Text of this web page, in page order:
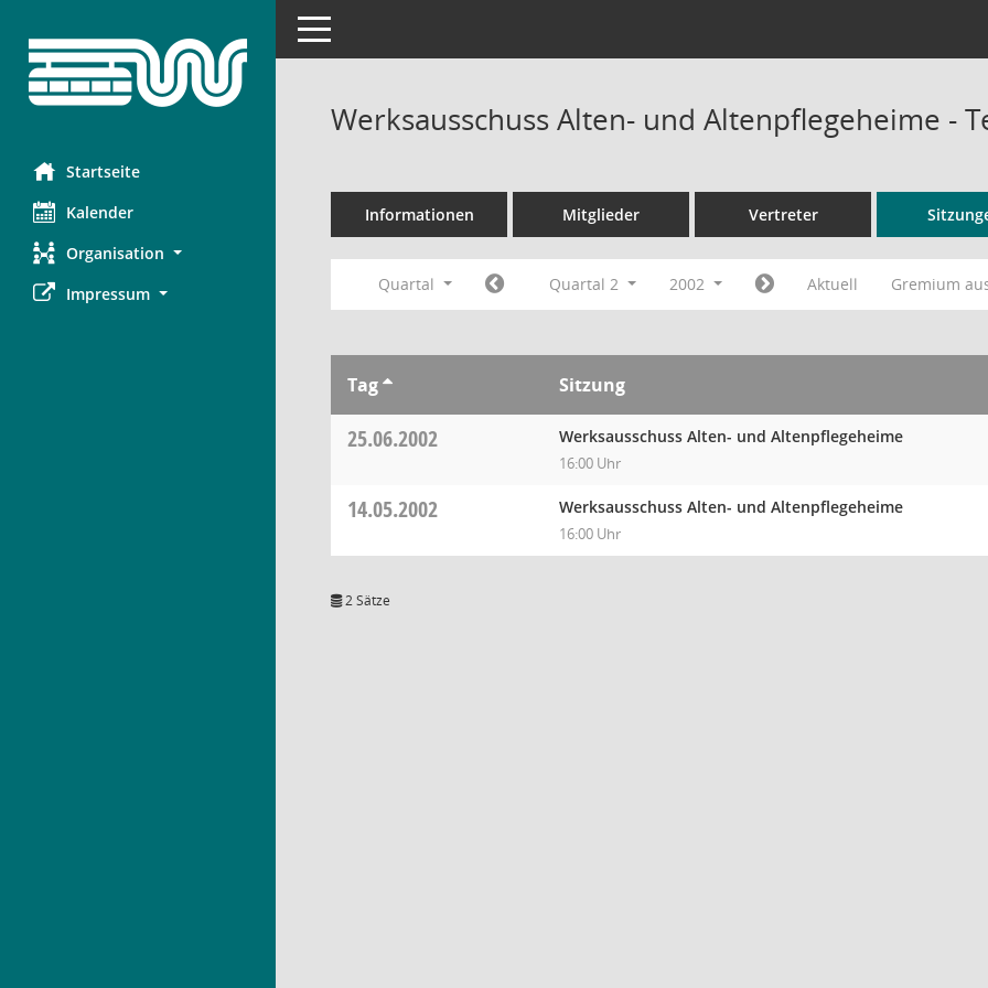
Startseite
Kalender
Organisation
Impressum
Toggle navigation
Werksausschuss Alten- und Altenpflegeheime -
Informationen Mitglieder Vertreter
Quartal Quartal 2 2002 Aktuell Gremium
Tag Sitzung
25.06.2002 Werksausschuss Alten- und Altenpflegeheime
16:00 Uhr
14.05.2002 Werksausschuss Alten- und Altenpflegeheime
16:00 Uhr
2 Sätze